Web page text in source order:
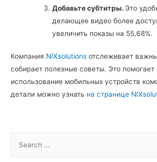
Добавьте субтитры. Это
делающее видео более
увеличить показы на 55,68%.
Компания NIXsolutions отслеживает
собирает полезные советы. Это помогает
использование мобильных устройств
детали можно узнать на странице